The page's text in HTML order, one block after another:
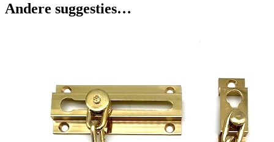
Andere suggesties…